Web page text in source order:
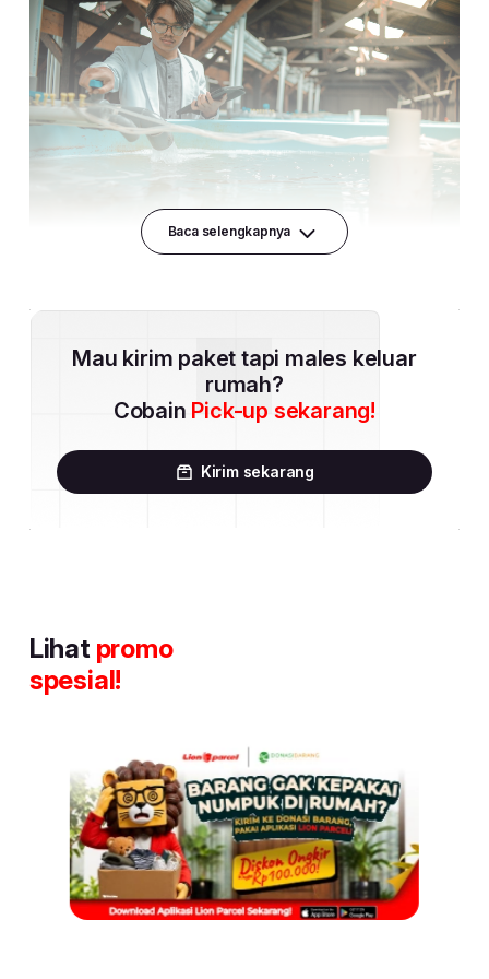
Baca selengkapnya
Mau kirim paket tapi males keluar
rumah?
Cobain Pick-up sekarang!
Kirim sekarang
Lihat promo
spesial!